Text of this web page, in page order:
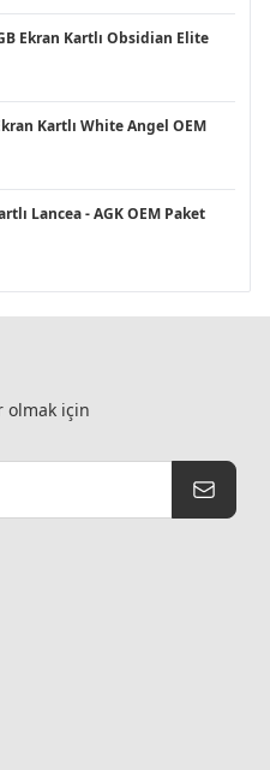
Ekran Kartlı Obsidian Elite
Kartlı White Angel OEM
Lancea - AGK OEM Paket
olmak için